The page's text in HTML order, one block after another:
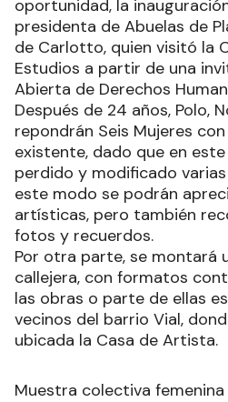
oportunidad, la
presidenta de Abuelas de
de Carlotto, quien visitó la
Estudios a partir de una
Abierta de Derechos
Después de 24 años, Polo,
repondrán Seis Mujeres
existente, dado que en
perdido y modificado
este modo se podrán
artísticas, pero también
fotos y recuerdos.
Por otra parte, se montará
callejera, con formatos
las obras o parte de ellas
vecinos del barrio Vial,
ubicada la Casa de Artista.
Muestra colectiva femenina